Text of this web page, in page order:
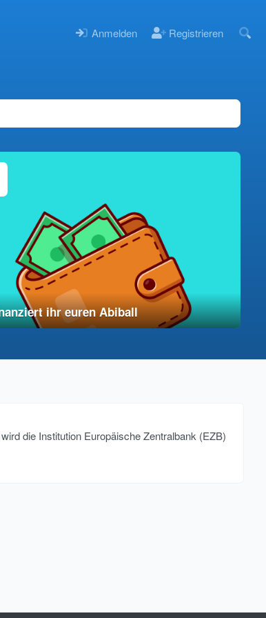
Anmelden Registrieren
ihr euren Abiball
die Institution Europäische Zentralbank (EZB)